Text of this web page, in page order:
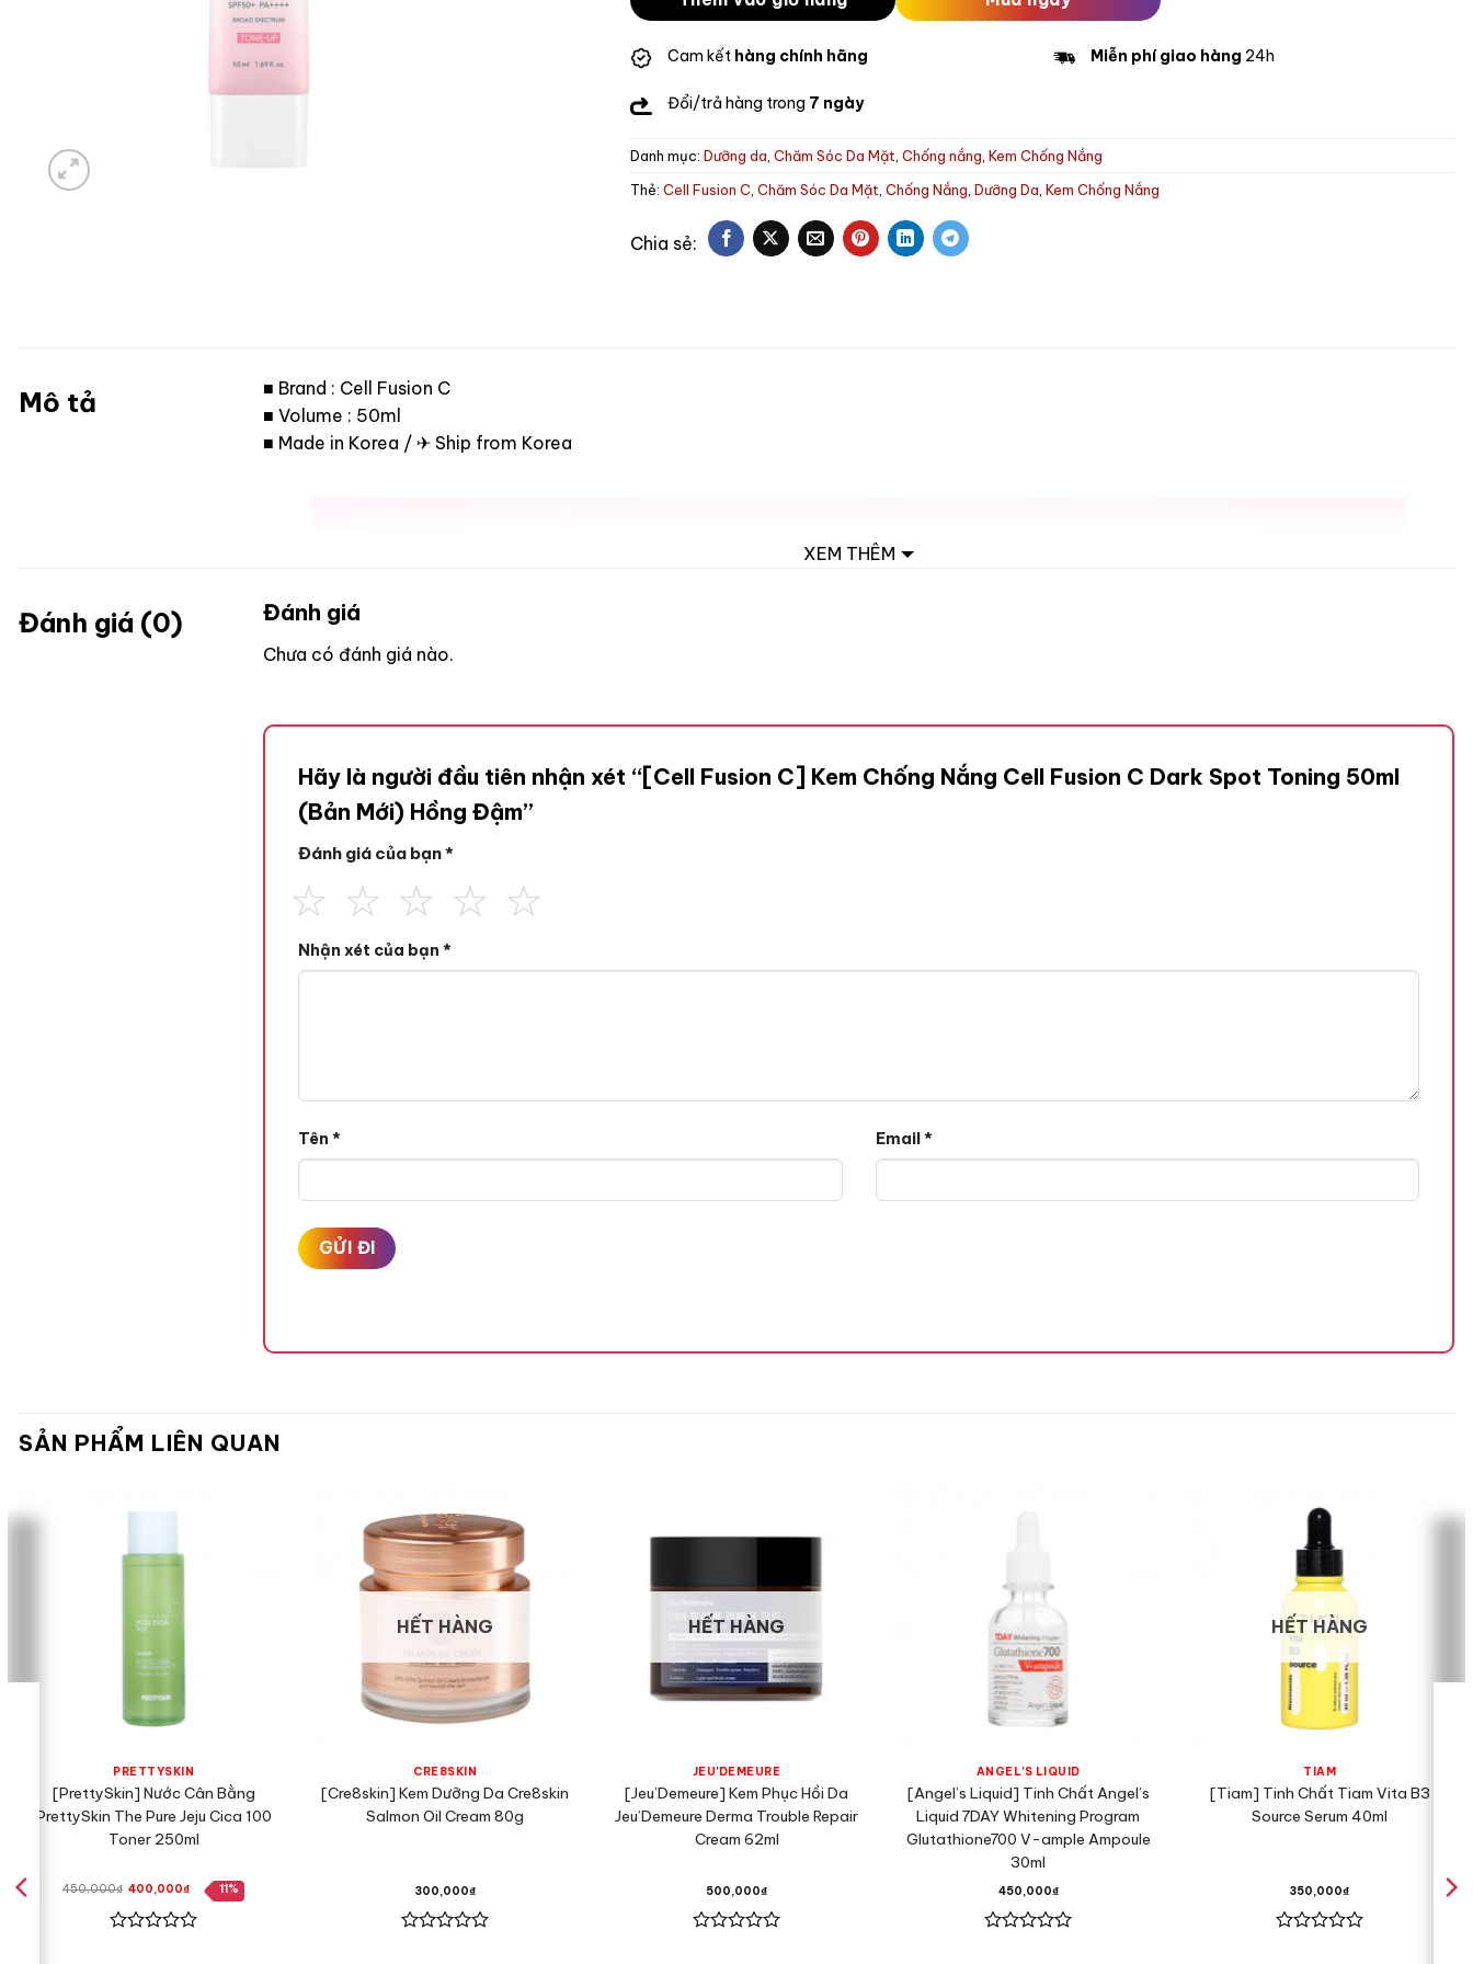
Cam kết hàng chính hãng Miễn phí giao hàng 24h
Đổi/trả hàng trong 7 ngày
Danh mục:Dưỡng da,Chăm Sóc Da Mặt,Chống nắng,Kem Chống Nắng
Thẻ:Cell Fusion C,Chăm Sóc Da Mặt,Chống Nắng,Dưỡng Da,Kem Chống Nắng
Mô tả
■ Brand : Cell Fusion C
■ Volume : 50ml
■ Made in Korea / ✈ Ship from Korea
XEM THÊM
Đánh giá (0) Đánh giá
Chưa có đánh giá nào.
Hãy là người đầu tiên nhận xét “[Cell Fusion C] Kem Chống Nắng Cell Fusion C Dark Spot Toning 50ml
(Bản Mới) Hồng Đậm”
Đánh giá của bạn*
Nhận xét của bạn*
Tên* Email *
SẢN PHẨM LIÊN QUAN
PRETTYSKIN
[PrettySkin] Nước Cân Bằng
PrettySkin The Pure Jeju Cica 100
Toner 250ml
450,000₫ Giá
gốc
450,000₫.
400,000₫Giá
hiện
là:
400,000₫.
11%
HẾT HÀNG
CRE8SKIN
[Cre8skin] Kem Dưỡng Da Cre8skin
Salmon Oil Cream 80g
300,000₫
HẾT HÀNG
JEU'DEMEURE
[Jeu’Demeure] Kem Phục Hồi Da
Jeu’Demeure Derma Trouble Repair
Cream 62ml
500,000₫
ANGEL'S LIQUID
[Angel’s Liquid] Tinh Chất Angel’s
Liquid 7DAY Whitening Program
Glutathione700 V-ample Ampoule
30ml
450,000₫
HẾT HÀNG
TIAM
[Tiam] Tinh Chất Tiam Vita B3
Source Serum 40ml
350,000₫